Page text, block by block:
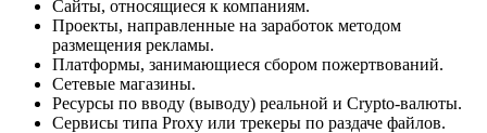
Сайты, относящиеся к компаниям.
Проекты, направленные на заработок методом
размещения рекламы.
Платформы, занимающиеся сбором пожертвований.
Сетевые магазины.
Ресурсы по вводу (выводу) реальной и Crypto-валюты.
Сервисы типа Proxy или трекеры по раздаче файлов.